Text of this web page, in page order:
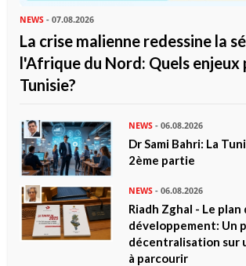
NEWS - 07.08.2026
La crise malienne redessine la
l'Afrique du Nord: Quels enjeux
Tunisie?
NEWS - 06.08.2026
Dr Sami Bahri: La
2ème partie
NEWS - 06.08.2026
Riadh Zghal - Le plan
développement: Un
décentralisation sur
à parcourir